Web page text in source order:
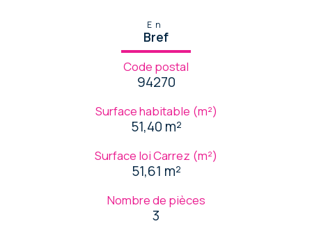
En
Bref
Code postal
94270
Surface habitable (m²)
51,40 m²
Surface loi Carrez (m²)
51,61 m²
Nombre de pièces
3